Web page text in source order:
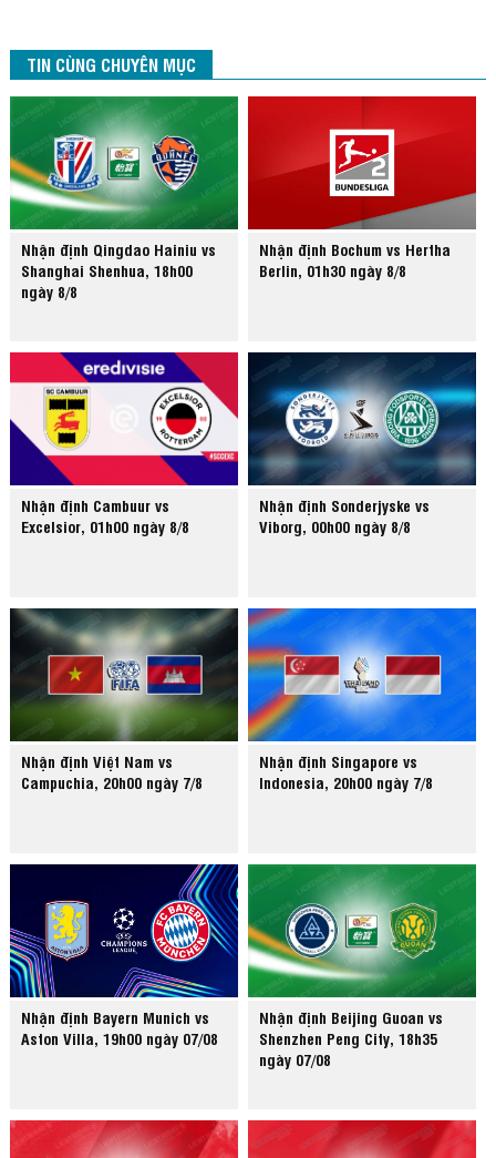
TIN CÙNG CHUYÊN MỤC
Nhận định Qingdao Hainiu vs
Shanghai Shenhua, 18h00
ngày 8/8
Nhận định Bochum vs Hertha
Berlin, 01h30 ngày 8/8
Nhận định Cambuur vs
Excelsior, 01h00 ngày 8/8
Nhận định Sonderjyske vs
Viborg, 00h00 ngày 8/8
Nhận định Việt Nam vs
Campuchia, 20h00 ngày 7/8
Nhận định Singapore vs
Indonesia, 20h00 ngày 7/8
Nhận định Bayern Munich vs
Aston Villa, 19h00 ngày 07/08
Nhận định Beijing Guoan vs
Shenzhen Peng City, 18h35
ngày 07/08